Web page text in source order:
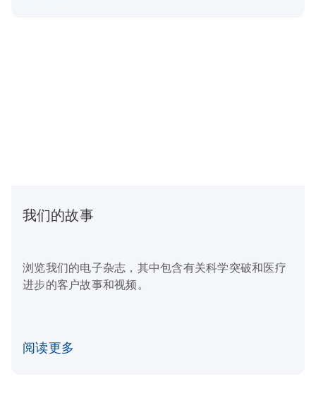
我们的故事
浏览我们的电子杂志，其中包含有关科学突破和医疗
进步的客户故事和视频。
阅读更多